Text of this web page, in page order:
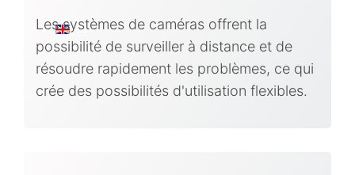
EN
Les systèmes de caméras offrent la
possibilité de surveiller à distance et de
résoudre rapidement les problèmes, ce qui
crée des possibilités d'utilisation flexibles.